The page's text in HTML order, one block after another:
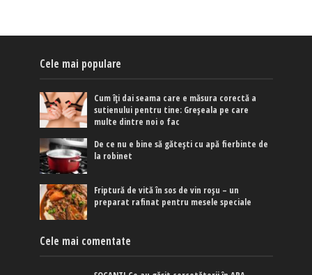
Cele mai populare
Cum îți dai seama care e măsura corectă a
sutienului pentru tine: Greșeala pe care
multe dintre noi o fac
De ce nu e bine să gătești cu apă fierbinte de
la robinet
Friptură de vită în sos de vin roșu – un
preparat rafinat pentru mesele speciale
Cele mai comentate